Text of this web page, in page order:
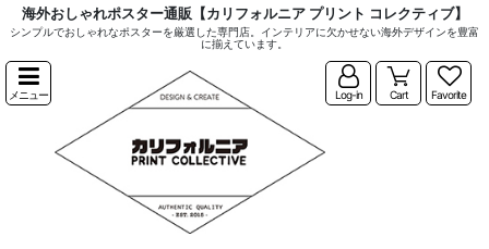
海外おしゃれポスター通販【カリフォルニア プリント コレクティブ】
シンプルでおしゃれなポスターを厳選した専門店。インテリアに欠かせない海外デザインを豊富
に揃えています。
メニュー Log-in Cart Favorite